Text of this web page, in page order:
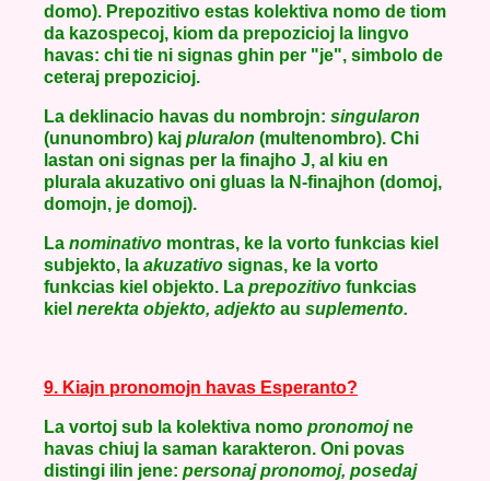
domo). Prepozitivo estas kolektiva nomo de tiom
da kazospecoj, kiom da prepozicioj la lingvo
havas: chi tie ni signas ghin per "je", simbolo de
ceteraj prepozicioj.
La deklinacio havas du nombrojn: singularon
(ununombro) kaj pluralon (multenombro). Chi
lastan oni signas per la finajho J, al kiu en
plurala akuzativo oni gluas la N-finajhon (domoj,
domojn, je domoj).
La nominativo montras, ke la vorto funkcias kiel
subjekto, la akuzativo signas, ke la vorto
funkcias kiel objekto. La prepozitivo funkcias
kiel nerekta objekto, adjekto au suplemento.
9. Kiajn pronomojn havas Esperanto?
La vortoj sub la kolektiva nomo pronomojne
havas chiuj la saman karakteron. Oni povas
distingi ilin jene: personaj pronomoj, posedaj